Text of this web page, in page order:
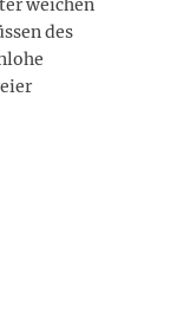
weichen
des